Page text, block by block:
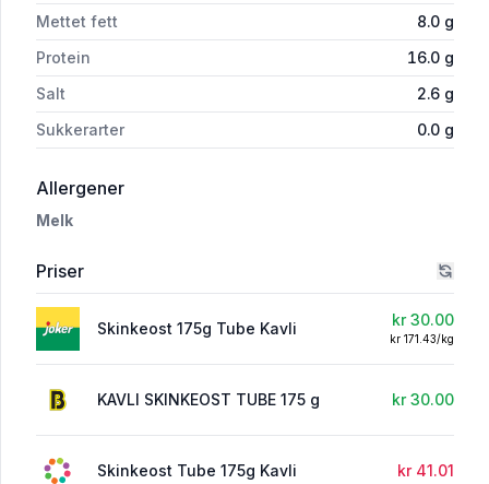
Mettet fett
8.0 g
Protein
16.0 g
Salt
2.6 g
Sukkerarter
0.0 g
Allergeneri 'Skinkeost Tube, 175 g'
Melk
Priser
Skinkeost 175g Tube Kavli kr 30.00
kr 171.43/kg
KAVLI SKINKEOST TUBE 175 g kr 30.00
Skinkeost Tube 175g Kavli kr 41.01